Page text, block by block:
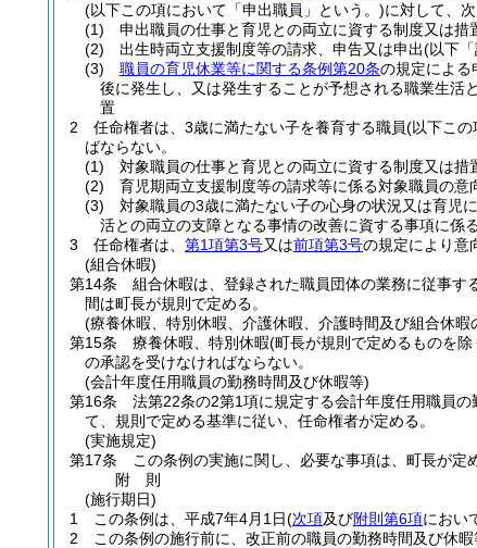
(以下この項において「申出職員」という。)に対して、
(1)
申出職員の仕事と育児との両立に資する制度又は措
(2)
出生時両立支援制度等の請求、申告又は申出(以下
(3)
職員の育児休業等に関する条例第20条の規定による
後に発生し、又は発生することが予想される職業生活
置
2
任命権者は、3歳に満たない子を養育する職員(以下この
ばならない。
(1)
対象職員の仕事と育児との両立に資する制度又は措
(2)
育児期両立支援制度等の請求等に係る対象職員の意
(3)
対象職員の3歳に満たない子の心身の状況又は育児
活との両立の支障となる事情の改善に資する事項に係
3
任命権者は、 第1項第3号又は前項第3号の規定により意
(組合休暇)
第14条
組合休暇は、登録された職員団体の業務に従事
間は町長が規則で定める。
(療養休暇、特別休暇、介護休暇、介護時間及び組合休暇
第15条
療養休暇、特別休暇(町長が規則で定めるものを除
の承認を受けなければならない。
(会計年度任用職員の勤務時間及び休暇等)
第16条
法第22条の2第1項に規定する会計年度任用職員の
て、規則で定める基準に従い、任命権者が定める。
(実施規定)
第17条
この条例の実施に関し、必要な事項は、町長が定
附 則
(施行期日)
1
この条例は、平成7年4月1日(次項及び附則第6項におい
2
この条例の施行前に、改正前の職員の勤務時間及び休暇